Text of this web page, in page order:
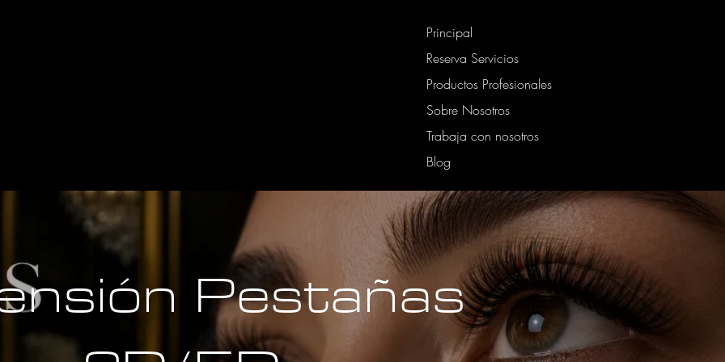
Principal
Reserva Servicios
Productos Profesionales
Sobre Nosotros
Trabaja con nosotros
Blog
Pestañas